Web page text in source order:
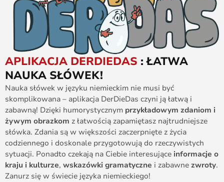
APLIKACJA DERDIEDAS : ŁATWA
NAUKA SŁÓWEK!
Nauka słówek w języku niemieckim nie musi być
skomplikowana – aplikacja DerDieDas czyni ją łatwą i
zabawną! Dzięki humorystycznym przykładowym zdaniom i
żywym obrazkom z łatwością zapamiętasz najtrudniejsze
słówka. Zdania są w większości zaczerpnięte z życia
codziennego i doskonale przygotowują do rzeczywistych
sytuacji. Ponadto czekają na Ciebie interesujące informacje o
kraju i kulturze, wskazówki gramatyczne i zabawne zwroty.
Zanurz się w świecie języka niemieckiego!